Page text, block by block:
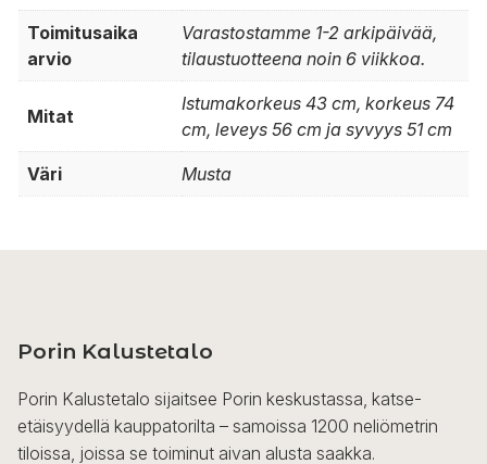
Toimitusaika
arvio
Varastostamme 1-2 arkipäivää,
tilaustuotteena noin 6 viikkoa.
Mitat
Istumakorkeus 43 cm, korkeus 74
cm, leveys 56 cm ja syvyys 51 cm
Väri Musta
Porin Kalustetalo
Porin Kalustetalo sijaitsee Porin keskustassa, katse-
etäisyydellä kauppatorilta – samoissa 1200 neliömetrin
tiloissa, joissa se toiminut aivan alusta saakka.